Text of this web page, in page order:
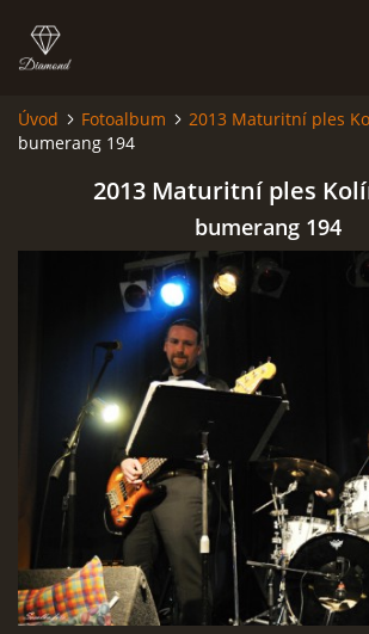
FOTOALBUM
Kapela BUMERANG
Poříčany okr. Kolín
+420 724 629 042
kapelabumerang@gmail.com
© 2026 eStránky.cz | Tisk
Úvod Fotoalbum
2013 Maturitní ples
bumerang 194
2013 Maturitní ples
bumerang 194